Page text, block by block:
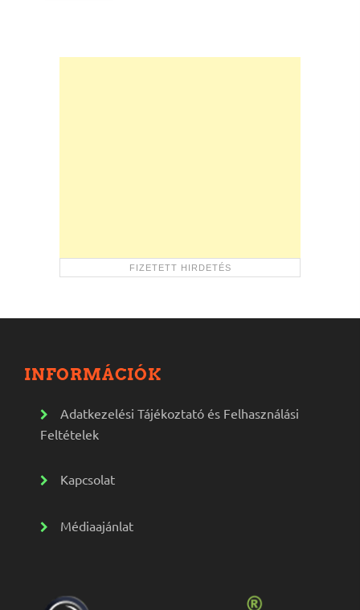
INFORMÁCIÓK
Adatkezelési Tájékoztató és Felhasználási
Feltételek
Kapcsolat
Médiaajánlat